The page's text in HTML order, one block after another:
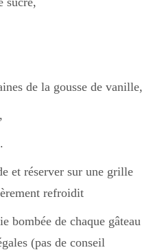
de la gousse de vanille,
et réserver sur une grille
refroidit
bombée de chaque gâteau
(pas de conseil